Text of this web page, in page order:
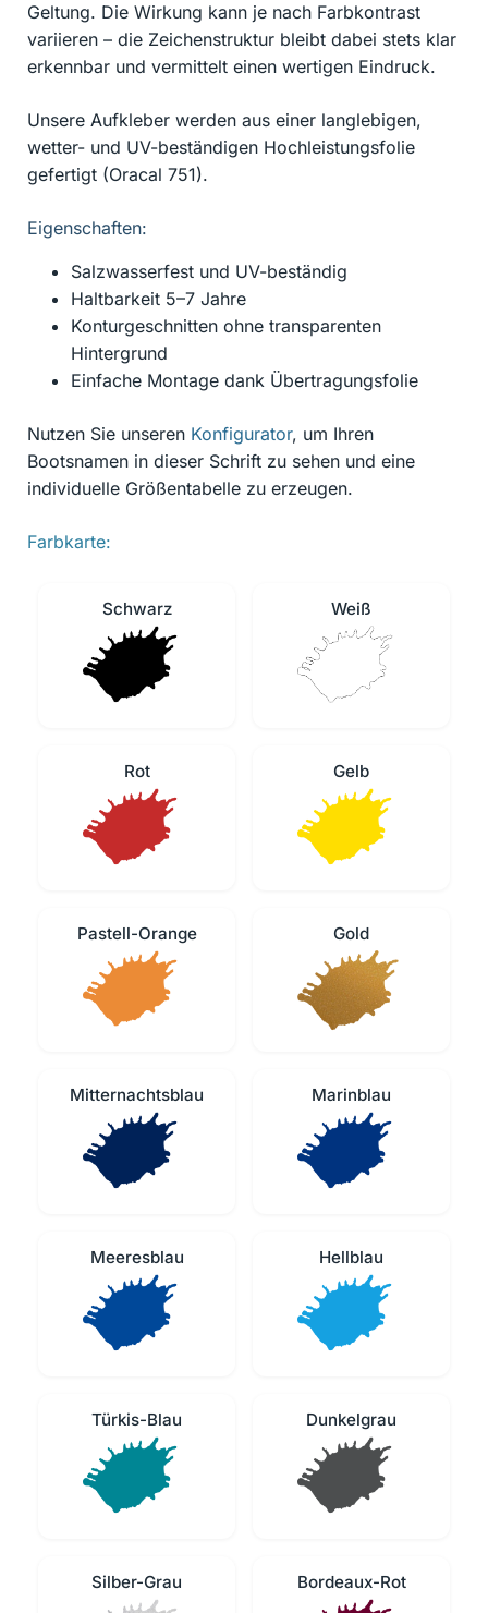
Geltung. Die Wirkung kann je nach Farbkontrast
variieren – die Zeichenstruktur bleibt dabei stets klar
erkennbar und vermittelt einen wertigen Eindruck.
Unsere Aufkleber werden aus einer langlebigen,
wetter- und UV-beständigen Hochleistungsfolie
gefertigt (Oracal 751).
Eigenschaften:
Salzwasserfest und UV-beständig
Haltbarkeit 5–7 Jahre
Konturgeschnitten ohne transparenten
Hintergrund
Einfache Montage dank Übertragungsfolie
Nutzen Sie unseren Konfigurator, um Ihren
Bootsnamen in dieser Schrift zu sehen und eine
individuelle Größentabelle zu erzeugen.
Farbkarte:
Schwarz Weiß
Rot Gelb
Pastell-Orange Gold
Mitternachtsblau Marinblau
Meeresblau Hellblau
Türkis-Blau Dunkelgrau
Silber-Grau Bordeaux-Rot